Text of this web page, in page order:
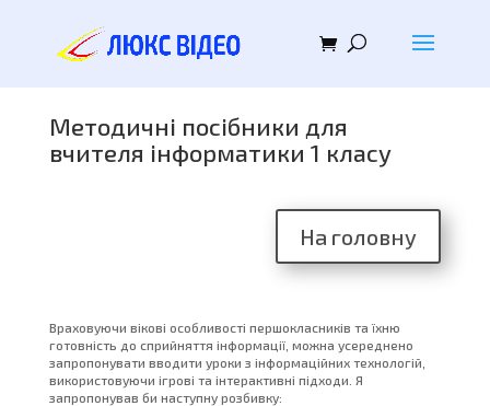
Методичні посібники для
вчителя інформатики 1 класу
На головну
Враховуючи вікові особливості першокласників та їхню
готовність до сприйняття інформації, можна усереднено
запропонувати вводити уроки з інформаційних технологій,
використовуючи ігрові та інтерактивні підходи. Я
запропонував би наступну розбивку: